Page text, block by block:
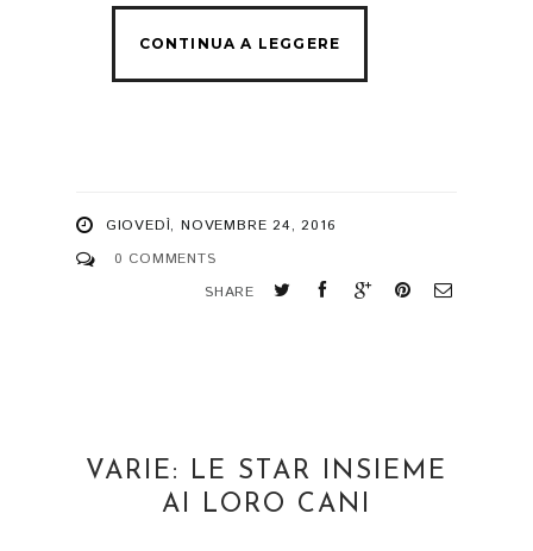
GIOVEDÌ, NOVEMBRE 24, 2016
0 COMMENTS
SHARE
VARIE: LE STAR INSIEME
AI LORO CANI